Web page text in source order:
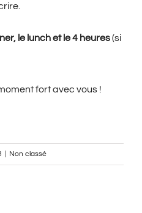
le lunch et le 4 heures(si
fort avec vous !
Non classé